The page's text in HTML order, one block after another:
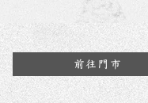
前往門市